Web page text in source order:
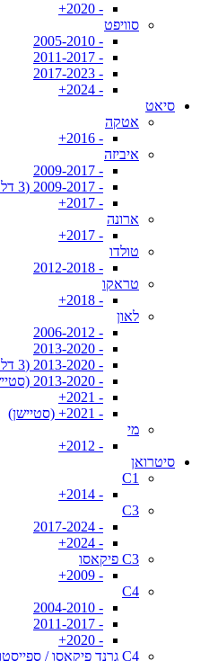
- 2020+
סוויפט
- 2005-2010
- 2011-2017
- 2017-2023
- 2024+
סיאט
אטקה
- 2016+
איביזה
- 2009-2017
- 2009-2017 (3 דלתות)
- 2017+
ארונה
- 2017+
טולדו
- 2012-2018
טראקו
- 2018+
לאון
- 2006-2012
- 2013-2020
- 2013-2020 (3 דלתות)
- 2013-2020 (סטיישן)
- 2021+
- 2021+ (סטיישן)
מי
- 2012+
סיטרואן
C1
- 2014+
C3
- 2017-2024
- 2024+
C3 פיקאסו
- 2009+
C4
- 2004-2010
- 2011-2017
- 2020+
C4 גרנד פיקאסו / ספייסטורר